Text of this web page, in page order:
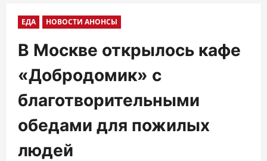
ЕДА НОВОСТИ АНОНСЫ
В Москве открылось кафе
«Добродомик» с
благотворительными
обедами для пожилых
людей